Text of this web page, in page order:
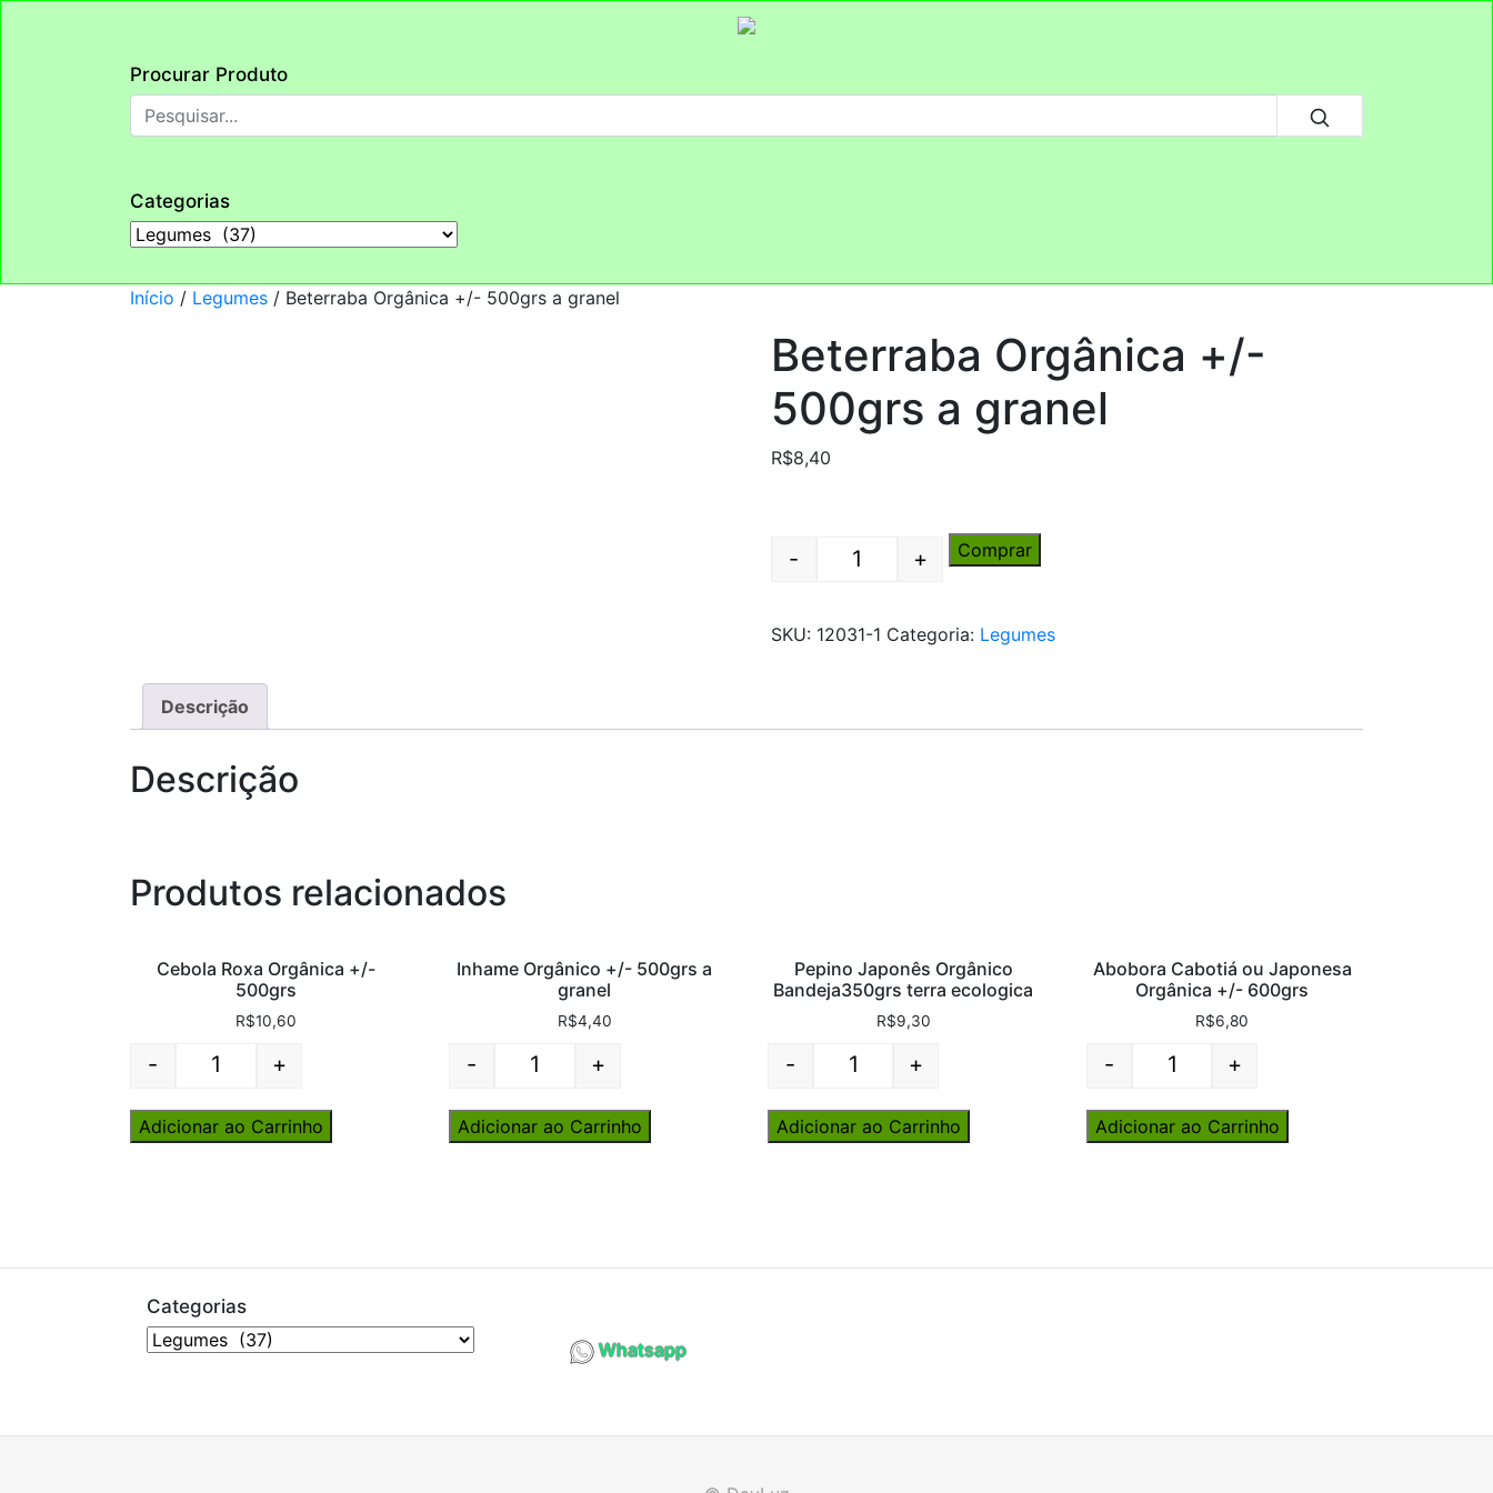
Procurar Produto
Categorias
Início / Legumes / Beterraba Orgânica +/- 500grs a granel
Beterraba Orgânica +/-
500grs a granel
R$8,40
Quantity
- + Comprar
SKU: 12031-1 Categoria: Legumes
Descrição
Descrição
Produtos relacionados
Cebola Roxa Orgânica +/-
500grs
R$10,60
Quantity
- +
Adicionar ao Carrinho
Inhame Orgânico +/- 500grs a
granel
R$4,40
Quantity
- +
Adicionar ao Carrinho
Pepino Japonês Orgânico
Bandeja350grs terra ecologica
R$9,30
Quantity
- +
Adicionar ao Carrinho
Abobora Cabotiá ou Japonesa
Orgânica +/- 600grs
R$6,80
Quantity
- +
Adicionar ao Carrinho
Categorias
Whatsapp